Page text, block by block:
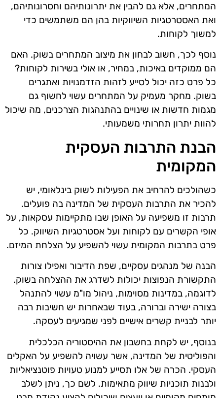
המתחרים, אלא גם להבין את יתרונותיהם וחסרונותיהם,
ואת האסטרטגיות השיווקיות בהן הם משתמשים כדי
למשוך לקוחות.
נוסף לכך, חשוב לבחון את מיצוב המתחרים בשוק. האם
הם ממוקדים באיכות, במחיר, או אולי בשירות לקוחות?
כל פרט כזה יכול לסייע לזהות הזדמנויות ואתגרים
בשוק. מחקר מעמיק על המתחרים עשוי לחשוף גם
מגמות חדשות או שינויים בהתנהגות הצרכנים, מה שיכול
להוות יתרון תחרותי משמעותי.
הבנת התרבות העסקית
המקומית
כשהולכים להרחיב את הפעילות לשוק בינלאומי, יש
להכיר את התרבות העסקית של המדינה בה פועלים.
תרבות זו משפיעה על האופן שבו מתקיימות עסקאות, על
אופי הקשרים עם לקוחות ועל אסטרטגיות השיווק. כל
פרט בתרבות המקומית עשוי להשפיע על הצלחת המיזם.
הבנה של מנהגים עסקיים, שפת הדיבור ואפילו צורות
התקשורת הנפוצות יכולות לשדרג את ההצלחה בשוק.
לדוגמה, במדינות מסוימות, ניהול מו"מ עשוי להתנהל
בצורה ישירה וברורה, בעוד שבאחרות יש חשיבות רבה
יותר לבניית קשרים אישיים לפני שמגיעים לעסקה.
בנוסף, יש לקחת בחשבון את ההיסטוריה הכלכלית
והפוליטית של המדינה, אשר עשויה להשפיע על האקלים
העסקי. הכרה של אלו תסייע למנוע טעויות פוטנציאליות
ולבנות תוכניות שיווק מתאימות. לשם כך, ניתן לשלב